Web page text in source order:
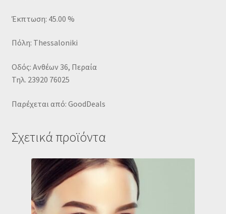
Έκπτωση: 45.00 %
Πόλη: Thessaloniki
Οδός: Ανθέων 36, Περαία
Τηλ. 23920 76025
Παρέχεται από: GoodDeals
Σχετικά προϊόντα